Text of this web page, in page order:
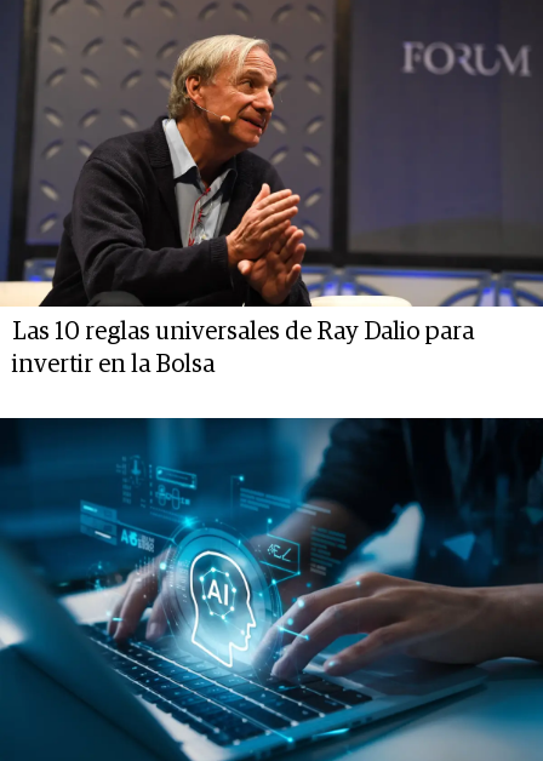
Las 10 reglas universales de Ray Dalio para
invertir en la Bolsa